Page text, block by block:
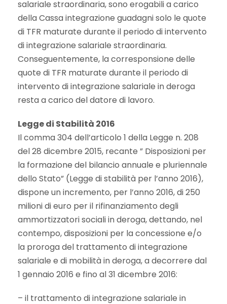
salariale straordinaria, sono erogabili a carico
della Cassa integrazione guadagni solo le quote
di TFR maturate durante il periodo di intervento
di integrazione salariale straordinaria.
Conseguentemente, la corresponsione delle
quote di TFR maturate durante il periodo di
intervento di integrazione salariale in deroga
resta a carico del datore di lavoro.
Legge di Stabilità 2016
Il comma 304 dell’articolo 1 della Legge n. 208
del 28 dicembre 2015, recante ” Disposizioni per
la formazione del bilancio annuale e pluriennale
dello Stato” (Legge di stabilità per l’anno 2016),
dispone un incremento, per l’anno 2016, di 250
milioni di euro per il rifinanziamento degli
ammortizzatori sociali in deroga, dettando, nel
contempo, disposizioni per la concessione e/o
la proroga del trattamento di integrazione
salariale e di mobilità in deroga, a decorrere dal
1 gennaio 2016 e fino al 31 dicembre 2016:
– il trattamento di integrazione salariale in